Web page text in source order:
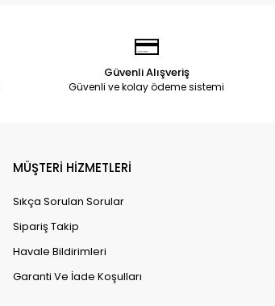
Güvenli Alışveriş
Güvenli ve kolay ödeme sistemi
MÜŞTERİ HİZMETLERİ
Sıkça Sorulan Sorular
Sipariş Takip
Havale Bildirimleri
Garanti Ve İade Koşulları